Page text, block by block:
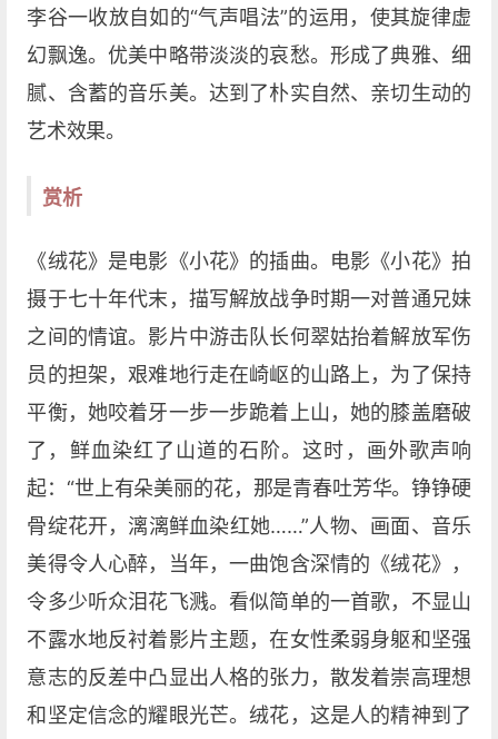
李谷一收放自如的“气声唱法”的运用，使其旋律虚
幻飘逸。优美中略带淡淡的哀愁。形成了典雅、细
腻、含蓄的音乐美。达到了朴实自然、亲切生动的
艺术效果。
赏析
《绒花》是电影《小花》的插曲。电影《小花》拍
摄于七十年代末，描写解放战争时期一对普通兄妹
之间的情谊。影片中游击队长何翠姑抬着解放军伤
员的担架，艰难地行走在崎岖的山路上，为了保持
平衡，她咬着牙一步一步跪着上山，她的膝盖磨破
了，鲜血染红了山道的石阶。这时，画外歌声响
起：“世上有朵美丽的花，那是青春吐芳华。铮铮硬
骨绽花开，漓漓鲜血染红她……”人物、画面、音乐
美得令人心醉，当年，一曲饱含深情的《绒花》，
令多少听众泪花飞溅。看似简单的一首歌，不显山
不露水地反衬着影片主题，在女性柔弱身躯和坚强
意志的反差中凸显出人格的张力，散发着崇高理想
和坚定信念的耀眼光芒。绒花，这是人的精神到了